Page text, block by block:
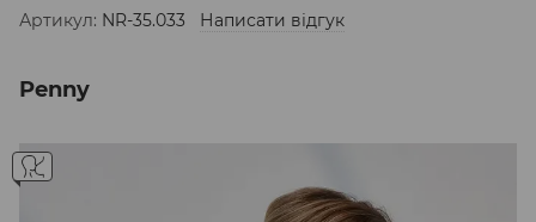
Артикул: NR-35.033 Написати відгук
Penny